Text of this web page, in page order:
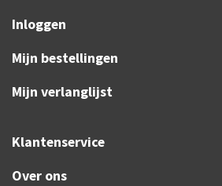
Inloggen
Mijn bestellingen
Mijn verlanglijst
Klantenservice
Over ons